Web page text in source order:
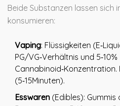
Beide Substanzen lassen sich
konsumieren:
Vaping: Flüssigkeiten
PG/VG‑Verhältnis und 5‑10%
(5‑15Minuten).
Esswaren (Edibles):